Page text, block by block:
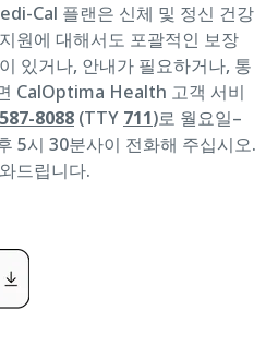
Cal 플랜은 신체 및 정신 건강
원에 대해서도 포괄적인 보장
있거나, 안내가 필요하거나, 통
CalOptima Health 고객 서비
8088 (TTY 711)로 월요일–
5시 30분사이 전화해 주십시오.
드립니다.